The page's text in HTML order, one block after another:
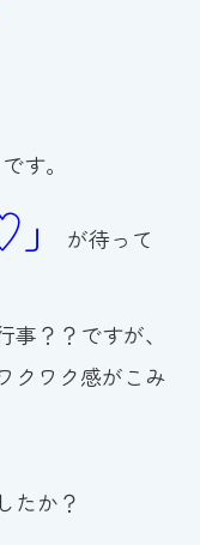
す。
が待って
？？ですが、
クワク感がこみ
たか？